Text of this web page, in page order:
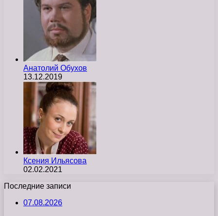
Анатолий Обухов
13.12.2019
Ксения Ильясова
02.02.2021
Последние записи
07.08.2026